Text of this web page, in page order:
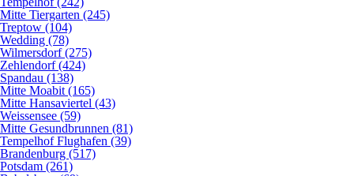
Mitte Tiergarten (245)
Treptow (104)
Wedding (78)
Wilmersdorf (275)
Zehlendorf (424)
Spandau (138)
Mitte Moabit (165)
Mitte Hansaviertel (43)
Weissensee (59)
Mitte Gesundbrunnen (81)
Tempelhof Flughafen (39)
Brandenburg (517)
Potsdam (261)